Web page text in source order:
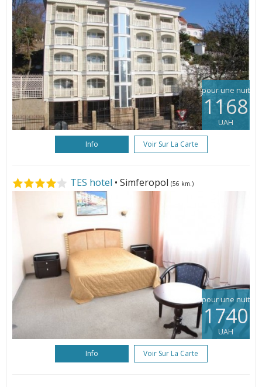
pour une nuit
1168
UAH
Info Voir Sur La Carte
TES hotel • Simferopol (56 km.)
pour une nuit
1740
UAH
Info Voir Sur La Carte